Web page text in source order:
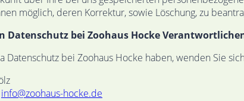
möglich, deren Korrektur, sowie Löschung, zu
Datenschutz bei Zoohaus Hocke
Datenschutz bei Zoohaus Hocke haben, wenden Sie
info@zoohaus-hocke.de